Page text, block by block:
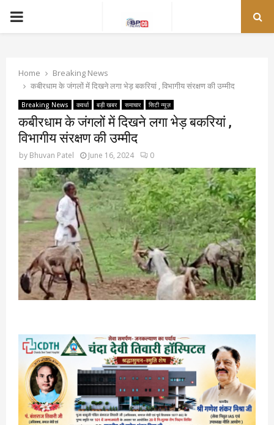
PRIMARY
Home
Breaking News
कबीरधाम के जंगलों में दिखने लगा भेड़ बकरियां , विभागीय संरक्षण की उम्मीद
Breaking News कवर्धा बड़ी खबर समाचार सिटी न्यूज़
कबीरधाम के जंगलों में दिखने लगा भेड़ बकरियां ,
विभागीय संरक्षण की उम्मीद
by Bhuvan Patel June 16, 2024 0